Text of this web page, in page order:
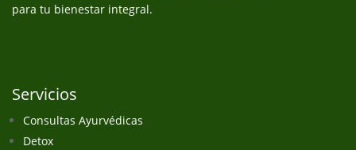
para tu bienestar integral.
Servicios
Consultas Ayurvédicas
Detox